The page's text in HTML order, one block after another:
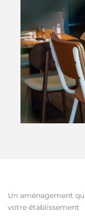
Un aménagement
votre établissement